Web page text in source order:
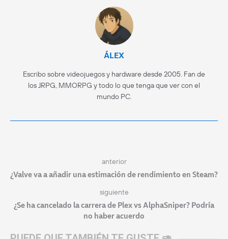
ÁLEX
Escribo sobre videojuegos y hardware desde 2005. Fan de
los JRPG, MMORPG y todo lo que tenga que ver con el
mundo PC.
anterior
¿Valve va a añadir una estimación de rendimiento en Steam?
siguiente
¿Se ha cancelado la carrera de Plex vs AlphaSniper? Podría
no haber acuerdo